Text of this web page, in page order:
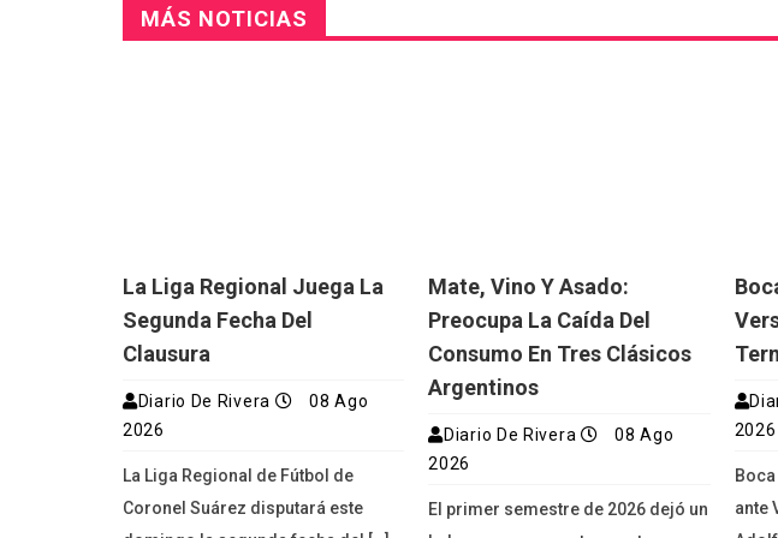
MÁS NOTICIAS
La Liga Regional Juega La
Segunda Fecha Del
Clausura
Diario De Rivera
08 Ago
2026
La Liga Regional de Fútbol de
Coronel Suárez disputará este
Mate, Vino Y Asado:
Preocupa La Caída Del
Consumo En Tres Clásicos
Argentinos
Diario De Rivera
08 Ago
2026
El primer semestre de 2026 dejó un
2026
ante